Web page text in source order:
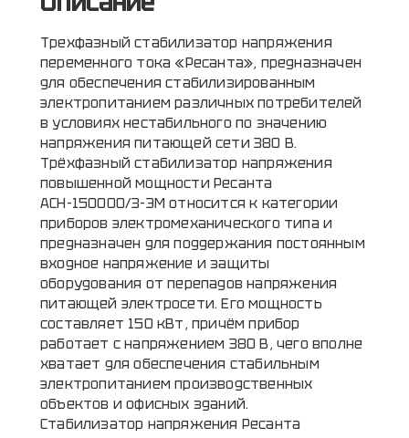
Трехфазный стабилизатор напряжения
переменного тока «Ресанта», предназначен
для обеспечения стабилизированным
электропитанием различных потребителей
в условиях нестабильного по значению
напряжения питающей сети 380 В.
Трёхфазный стабилизатор напряжения
повышенной мощности Ресанта
АСН-150000/3-ЭМ относится к категории
приборов электромеханического типа и
предназначен для поддержания постоянным
входное напряжение и защиты
оборудования от перепадов напряжения
питающей электросети. Его мощность
составляет 150 кВт, причём прибор
работает с напряжением 380 В, чего вполне
хватает для обеспечения стабильным
электропитанием производственных
объектов и офисных зданий.
Стабилизатор напряжения Ресанта